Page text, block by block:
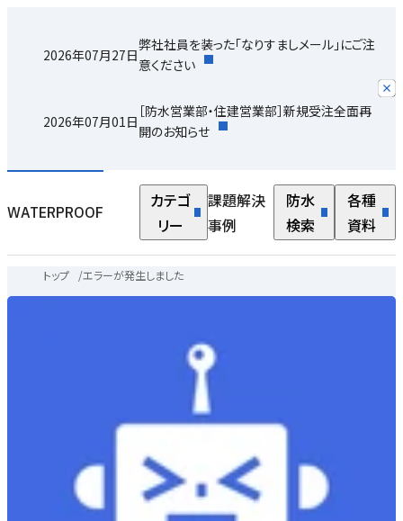
2026年07月27日
弊社社員を装った「なりすましメール」にご注
意ください
2026年07月01日
［防水営業部・住建営業部］新規受注全面再
開のお知らせ
WATERPROOF
カテゴ
リー
課題解決
事例
防水
検索
各種
資料
トップ /エラーが発生しました